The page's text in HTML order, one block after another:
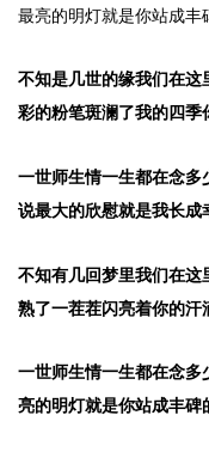
最亮的明灯就是你站成丰
不知是几世的缘我们在这
彩的粉笔斑澜了我的四季
一世师生情一生都在念多
说最大的欣慰就是我长成
不知有几回梦里我们在这
熟了一茬茬闪亮着你的汗
一世师生情一生都在念多
亮的明灯就是你站成丰碑